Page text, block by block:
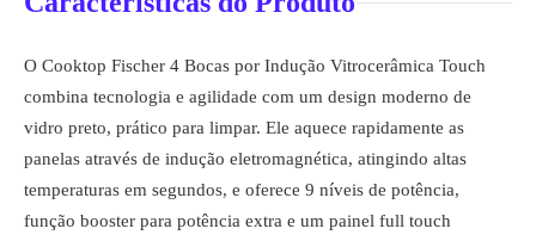
O Cooktop Fischer 4 Bocas por Indução Vitrocerâmica Touch
combina tecnologia e agilidade com um design moderno de
vidro preto, prático para limpar. Ele aquece rapidamente as
panelas através de indução eletromagnética, atingindo altas
temperaturas em segundos, e oferece 9 níveis de potência,
função booster para potência extra e um painel full touch